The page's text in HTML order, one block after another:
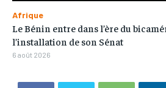
Afrique
Le Bénin entre dans l’ère du
l’installation de son Sénat
6 août 2026